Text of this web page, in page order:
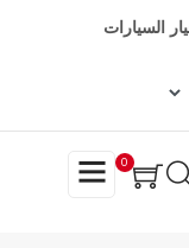
السيارات
Select
0